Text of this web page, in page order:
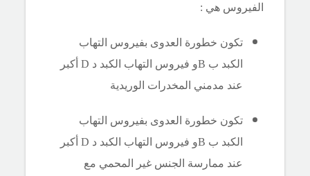
الفيروس هي :
تكون خطورة العدوى بفيروس التهاب
الكبد ب Bو فيروس التهاب الكبد د D أكبر
عند مدمني المخدرات الوريدية
تكون خطورة العدوى بفيروس التهاب
الكبد ب Bو فيروس التهاب الكبد د D أكبر
عند ممارسة الجنس غير المحمي مع